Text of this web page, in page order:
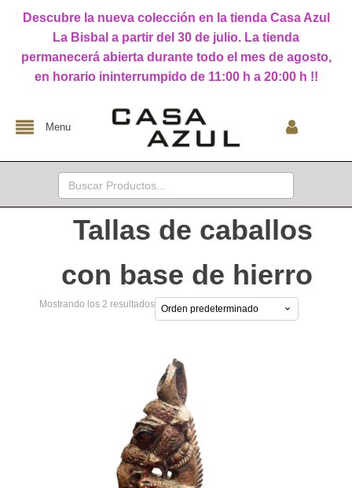
Descubre la nueva colección en la tienda Casa Azul
La Bisbal a partir del 30 de julio. La tienda
permanecerá abierta durante todo el mes de agosto,
en horario ininterrumpido de 11:00 h a 20:00 h !!
Menu
Buscar:
Tallas de caballos
con base de hierro
Mostrando los 2 resultados